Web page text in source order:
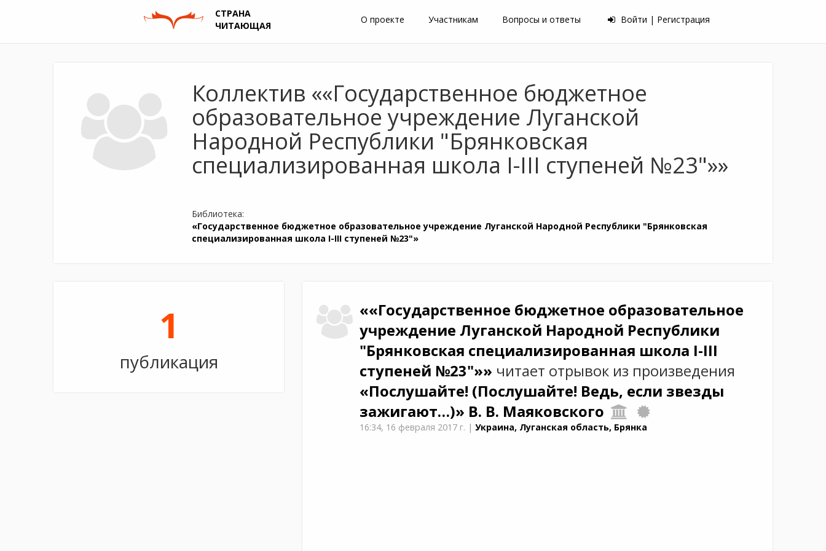
СТРАНА
ЧИТАЮЩАЯ
О проекте Участникам Вопросы и ответы Войти | Регистрация
Коллектив ««Государственное бюджетное
образовательное учреждение Луганской
Народной Республики "Брянковская
специализированная школа I-III ступеней №23"»»
Библиотека:
«Государственное бюджетное образовательное учреждение Луганской Народной Республики "Брянковская
специализированная школа I-III ступеней №23"»
1
публикация
««Государственное бюджетное образовательное
учреждение Луганской Народной Республики
"Брянковская специализированная школа I-III
ступеней №23"»» читает отрывок из произведения
«Послушайте! (Послушайте! Ведь, если звезды
зажигают…)» В. В. Маяковского
16:34, 16 февраля 2017 г. | Украина, Луганская область, Брянка